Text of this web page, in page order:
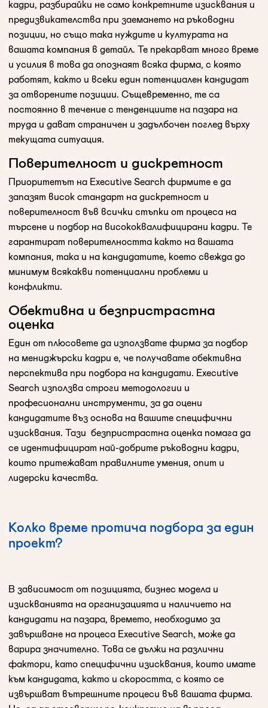
кадри, разбирайки не само конкретните изисквания и
предизвикателства при заемането на ръководни
позиции, но също така нуждите и културата на
вашата компания в детайл. Те прекарват много време
и усилия в това да опознаят всяка фирма, с която
работят, както и всеки един потенциален кандидат
за отворените позиции. Същевременно, те са
постоянно в течение с тенденциите на пазара на
труда и дават страничен и задълбочен поглед върху
текущата ситуация.
Поверителност и дискретност
Приоритетът на Executive Search фирмите е да
запазят висок стандарт на дискретност и
поверителност във всички стъпки от процеса на
търсене и подбор на висококвалифицирани кадри. Те
гарантират поверителността както на вашата
компания, така и на кандидатите, което свежда до
минимум всякакви потенциални проблеми и
конфликти.
Обективна и безпристрастна
оценка
Един от плюсовете да използвате фирма за подбор
на мениджърски кадри е, че получавате обективна
перспектива при подбора на кандидати. Executive
Search използва строги методологии и
професионални инструменти, за да оцени
кандидатите въз основа на вашите специфични
изисквания. Тази безпристрастна оценка помага да
се идентифицират най-добрите ръководни кадри,
които притежават правилните умения, опит и
лидерски качества.
Колко време протича подбора за един
проект?
В зависимост от позицията, бизнес модела и
изискванията на организацията и наличието на
кандидати на пазара, времето, необходимо за
завършване на процеса Executive Search, може да
варира значително. Това се дължи на различни
фактори, като специфични изисквания, които имате
към кандидата, както и скоростта, с която се
извършват вътрешните процеси във вашата фирма.